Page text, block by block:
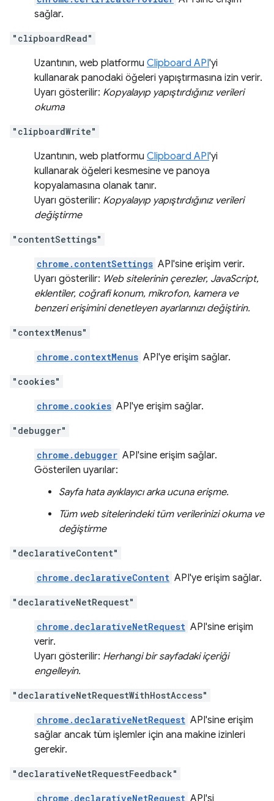
sağlar.
"clipboardRead"
Uzantının, web platformu Clipboard API'yi
kullanarak panodaki öğeleri yapıştırmasına izin verir.
Uyarı gösterilir: Kopyalayıp yapıştırdığınız verileri
okuma
"clipboardWrite"
Uzantının, web platformu Clipboard API'yi
kullanarak öğeleri kesmesine ve panoya
kopyalamasına olanak tanır.
Uyarı gösterilir: Kopyalayıp yapıştırdığınız verileri
değiştirme
"contentSettings"
chrome.contentSettings API'sine erişim verir.
Uyarı gösterilir: Web sitelerinin çerezler, JavaScript,
eklentiler, coğrafi konum, mikrofon, kamera ve
benzeri erişimini denetleyen ayarlarınızı değiştirin.
"contextMenus"
chrome.contextMenus API'ye erişim sağlar.
"cookies"
chrome.cookies API'ye erişim sağlar.
"debugger"
chrome.debugger API'sine erişim sağlar.
Gösterilen uyarılar:
Sayfa hata ayıklayıcı arka ucuna erişme.
Tüm web sitelerindeki tüm verilerinizi okuma ve
değiştirme
"declarativeContent"
chrome.declarativeContent API'ye erişim sağlar.
"declarativeNetRequest"
chrome.declarativeNetRequest API'sine erişim
verir.
Uyarı gösterilir: Herhangi bir sayfadaki içeriği
engelleyin.
"declarativeNetRequestWithHostAccess"
chrome.declarativeNetRequest API'sine erişim
sağlar ancak tüm işlemler için ana makine izinleri
gerekir.
"declarativeNetRequestFeedback"
chrome.declarativeNetRequest API'si